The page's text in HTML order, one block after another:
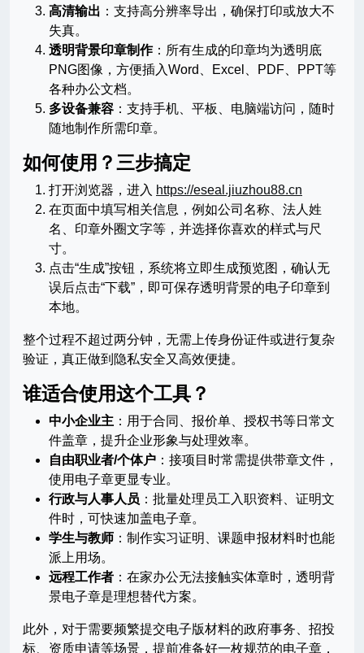
高清输出 ：支持高分辨率导出，确保打印或放大不
失真。
透明背景印章制作：所有生成的印章均为透明底
PNG图像，方便插入Word、Excel、PDF、PPT等
各种办公文档。
多设备兼容 ：支持手机、平板、电脑端访问，随时
随地制作所需印章。
如何使用？三步搞定
打开浏览器，进入 https://eseal.jiuzhou88.cn
在页面中填写相关信息，例如公司名称、法人姓
名、印章外圈文字等，并选择你喜欢的样式与尺
寸。
点击“生成”按钮，系统将立即生成预览图，确认无
误后点击“下载”，即可保存透明背景的电子印章到
本地。
整个过程不超过两分钟，无需上传身份证件或进行复杂
验证，真正做到隐私安全又高效便捷。
谁适合使用这个工具？
中小企业主 ：用于合同、报价单、授权书等日常文
件盖章，提升企业形象与处理效率。
自由职业者/个体户 ：接项目时常需提供带章文件，
使用电子章更显专业。
行政与人事人员 ：批量处理员工入职资料、证明文
件时，可快速加盖电子章。
学生与教师 ：制作实习证明、课题申报材料时也能
派上用场。
远程工作者 ：在家办公无法接触实体章时，透明背
景电子章是理想替代方案。
此外，对于需要频繁提交电子版材料的政府事务、招投
标、资质申请等场景，提前准备好一枚规范的电子章，